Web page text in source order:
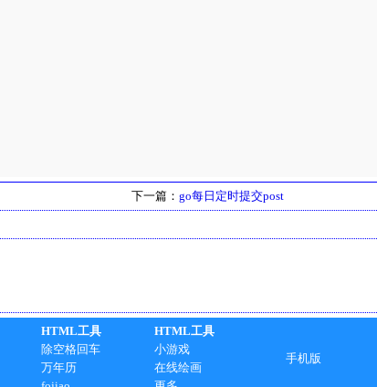
下一篇： go每日定时提交post
HTML工具
除空格回车
万年历
HTML工具
小游戏
在线绘画
手机版